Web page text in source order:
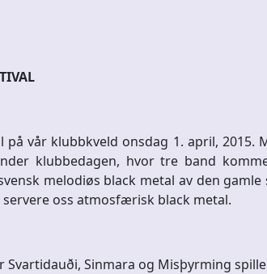
vår klubbkveld onsdag 1. april, 2015.
klubbedagen, hvor tre band
melodiøs black metal av den gamle
servere oss atmosfærisk black metal.
Sinmara og Misþyrming